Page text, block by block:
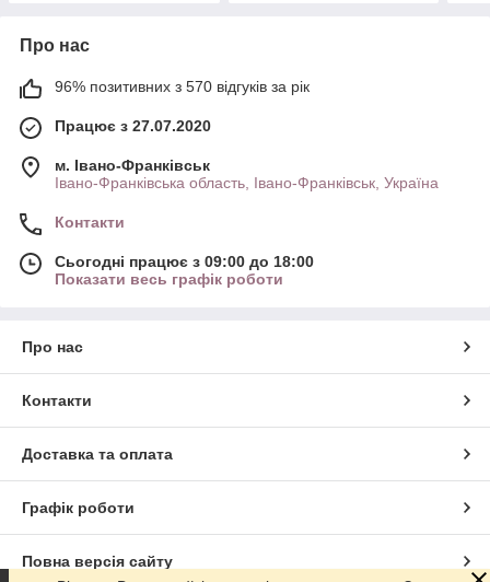
Про нас
96% позитивних з 570 відгуків за рік
Працює з 27.07.2020
м. Івано-Франківськ
Івано-Франківська область, Івано-Франківськ, Україна
Контакти
Сьогодні працює з 09:00 до 18:00
Показати весь графік роботи
Про нас
Контакти
Доставка та оплата
Графік роботи
Повна версія сайту